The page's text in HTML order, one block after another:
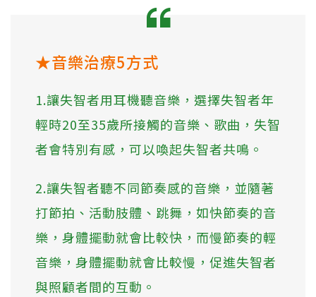
★音樂治療5方式
1.讓失智者用耳機聽音樂，選擇失智者年
輕時20至35歲所接觸的音樂、歌曲，失智
者會特別有感，可以喚起失智者共鳴。
2.讓失智者聽不同節奏感的音樂，並隨著
打節拍、活動肢體、跳舞，如快節奏的音
樂，身體擺動就會比較快，而慢節奏的輕
音樂，身體擺動就會比較慢，促進失智者
與照顧者間的互動。